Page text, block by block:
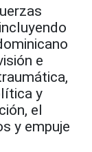
e
y
el
y empuje